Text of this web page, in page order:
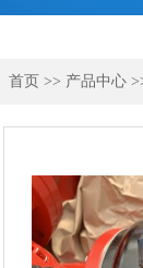
首页 >> 产品中心